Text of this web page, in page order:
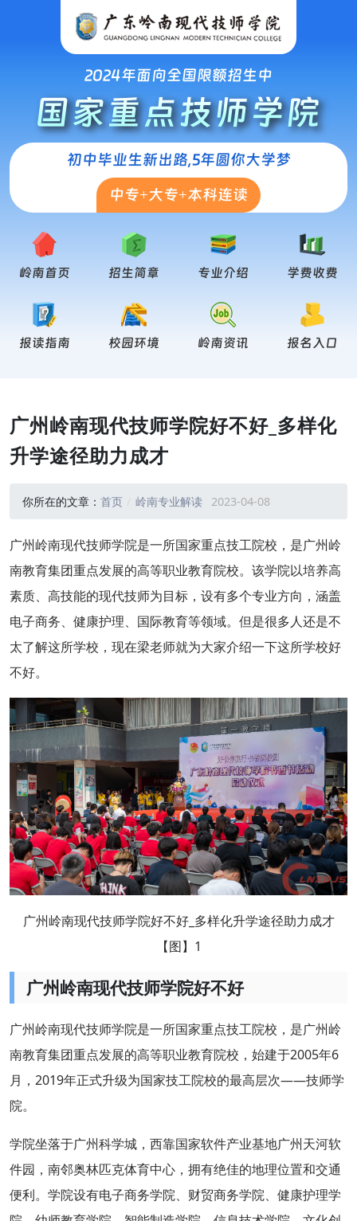
2024年面向全国限额招生中
国家重点技师学院
初中毕业生新出路,5年圆你大学梦
中专+大专+本科连读
岭南首页 招生简章 专业介绍 学费收费
报读指南 校园环境 岭南资讯 报名入口
广州岭南现代技师学院好不好_多样化
升学途径助力成才
你所在的文章： 首页 岭南专业解读 2023-04-08
广州岭南现代技师学院是一所国家重点技工院校，是广州岭
南教育集团重点发展的高等职业教育院校。该学院以培养高
素质、高技能的现代技师为目标，设有多个专业方向，涵盖
电子商务、健康护理、国际教育等领域。但是很多人还是不
太了解这所学校，现在梁老师就为大家介绍一下这所学校好
不好。
广州岭南现代技师学院好不好_多样化升学途径助力成才
【图】1
广州岭南现代技师学院好不好
广州岭南现代技师学院是一所国家重点技工院校，是广州岭
南教育集团重点发展的高等职业教育院校，始建于2005年6
月，2019年正式升级为国家技工院校的最高层次——技师学
院。
学院坐落于广州科学城，西靠国家软件产业基地广州天河软
件园，南邻奥林匹克体育中心，拥有绝佳的地理位置和交通
便利。学院设有电子商务学院、财贸商务学院、健康护理学